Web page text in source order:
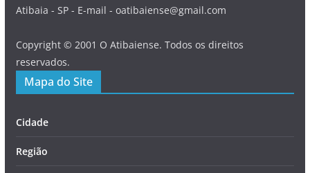
Atibaia - SP - E-mail - oatibaiense@gmail.com
Copyright © 2001 O Atibaiense. Todos os direitos
reservados.
Mapa do Site
Cidade
Região